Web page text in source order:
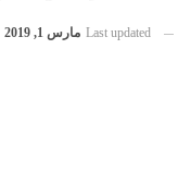
Last updated مارس 1, 2019